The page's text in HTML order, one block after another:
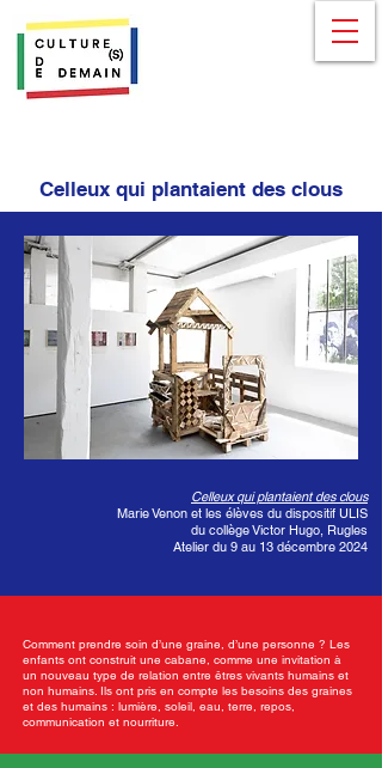
Celleux qui plantaient des clous
Celleux qui plantaient des clous
Marie Venon et les élèves du dispositif ULIS
du collège Victor Hugo, Rugles
Atelier du 9 au 13 décembre 2024
Comment prendre soin d’une graine, d’une personne ? Les
enfants ont construit une cabane, comme une invitation à
un nouveau type de relation entre êtres vivants humains et
non humains. Ils ont pris en compte les besoins des graines
et des humains : lumière, soleil, eau, terre, repos,
communication et nourriture.